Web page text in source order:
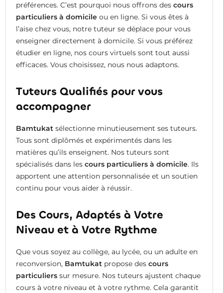
préférences. C’est pourquoi nous offrons des cours
particuliers à domicileou en ligne. Si vous êtes à
l’aise chez vous, notre tuteur se déplace pour vous
enseigner directement à domicile. Si vous préférez
étudier en ligne, nos cours virtuels sont tout aussi
efficaces. Vous choisissez, nous nous adaptons.
Tuteurs Qualifiés pour vous
accompagner
Bamtukatsélectionne minutieusement ses tuteurs.
Tous sont diplômés et expérimentés dans les
matières qu’ils enseignent. Nos tuteurs sont
spécialisés dans les cours particuliers à domicile. Ils
apportent une attention personnalisée et un soutien
continu pour vous aider à réussir.
Des Cours, Adaptés à Votre
Niveau et à Votre Rythme
Que vous soyez au collège, au lycée, ou un adulte en
reconversion, Bamtukatpropose des cours
particulierssur mesure. Nos tuteurs ajustent chaque
cours à votre niveau et à votre rythme. Cela garantit